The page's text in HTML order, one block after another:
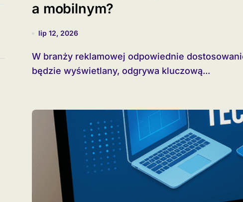
a mobilnym?
lip 12, 2026
W branży reklamowej odpowiednie dostosowanie formatu banera do urządzenia, na którym
będzie wyświetlany, odgrywa kluczową...